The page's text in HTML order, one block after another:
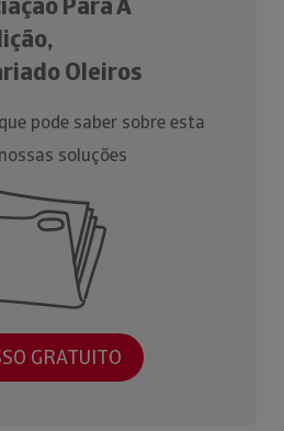
Oleiros
pode saber sobre esta
soluções
GRATUITO